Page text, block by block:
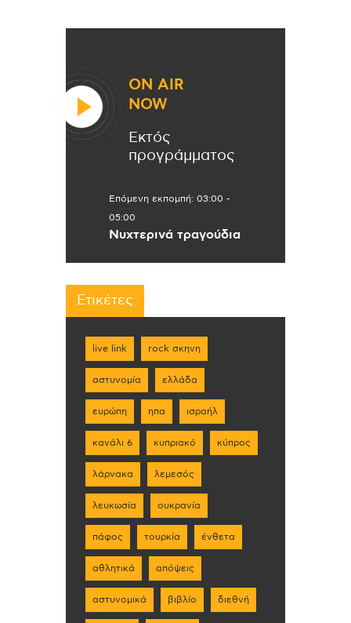
ON AIR
NOW
Εκτός
προγράμματος
Επόμενη εκπομπή: 03:00 -
05:00
Νυχτερινά τραγούδια
Ετικέτες
live link rock σκηνη
αστυνομία ελλάδα
ευρώπη ηπα ισραήλ
κανάλι 6 κυπριακό κύπρος
λάρνακα λεμεσός
λευκωσία ουκρανία
πάφος τουρκία ένθετα
αθλητικά απόψεις
αστυνομικά βιβλίο διεθνή